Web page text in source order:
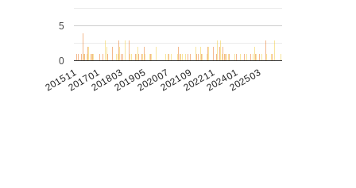
201511201701201803201905202007202109202211202401202503
0
5